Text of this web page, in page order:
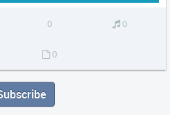
0 0
0